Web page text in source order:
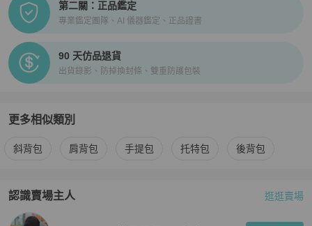
第二關：正品鑑定
專業鑑定團隊、AI 儀器鑑定、正品證書
90 天仿品退貨
出貨錄影、防掉換封條、雙重防護包裝
更多相似類別
更多Louis Vuitton女包 相似商品推薦
斜背包 肩背包 手提包 托特包 後背包
認識賣場主人
PopChill 拍拍圈嚴選賣家 ✨Belle Vie 精品嚴選✨一號店介紹
逛逛賣場